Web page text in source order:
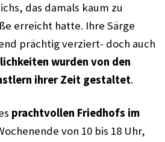
das damals kaum zu
erreicht hatte. Ihre Särge
prächtig verziert- doch auch
wurden von den
ihrer Zeit gestaltet.
prachtvollen Friedhofs im
von 10 bis 18 Uhr,